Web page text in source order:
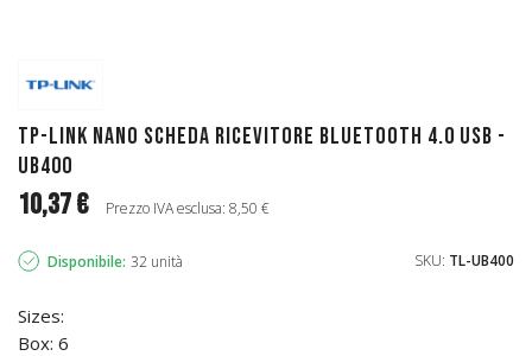
TP-Link Nano scheda ricevitore Bluetooth 4.0 USB -
UB400
10,37 € Prezzo IVA esclusa: 8,50 €
Disponibile: 32 unità SKU: TL-UB400
Sizes:
Box: 6